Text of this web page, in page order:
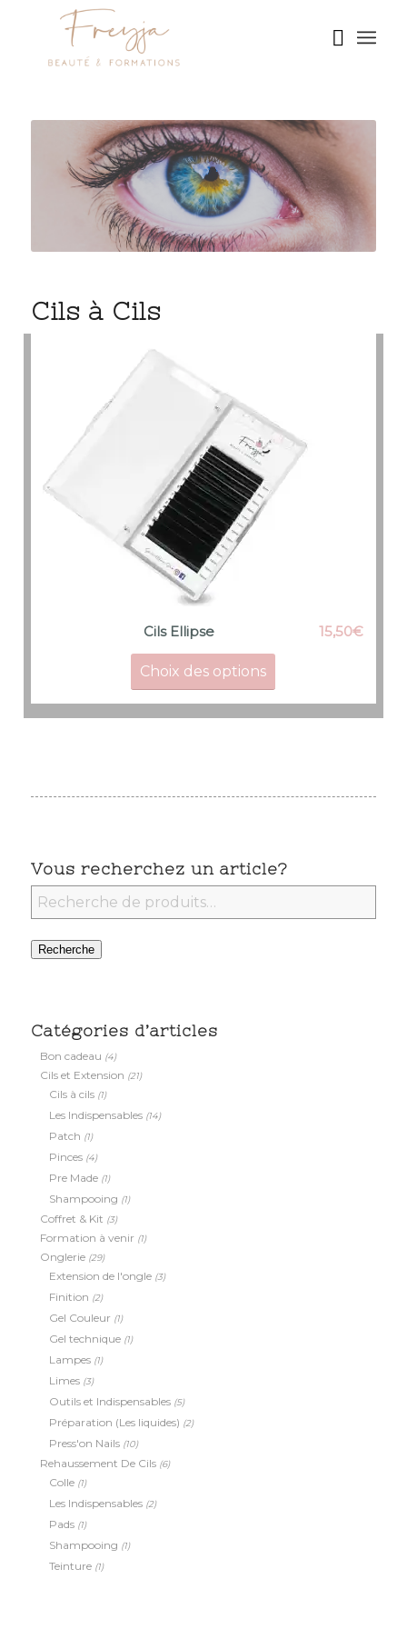
Cils à Cils
Cils Ellipse 15,50€
Choix des options
Vous recherchez un article?
Recherche
Catégories d’articles
Bon cadeau (4)
Cils et Extension (21)
Cils à cils (1)
Les Indispensables (14)
Patch (1)
Pinces (4)
Pre Made (1)
Shampooing (1)
Coffret & Kit (3)
Formation à venir (1)
Onglerie (29)
Extension de l'ongle (3)
Finition (2)
Gel Couleur (1)
Gel technique (1)
Lampes (1)
Limes (3)
Outils et Indispensables (5)
Préparation (Les liquides) (2)
Press'on Nails (10)
Rehaussement De Cils (6)
Colle (1)
Les Indispensables (2)
Pads (1)
Shampooing (1)
Teinture (1)